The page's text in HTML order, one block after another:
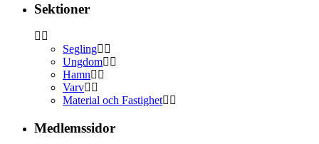
Sektioner
Segling
Ungdom
Hamn
Varv
Material och Fastighet
Medlemssidor